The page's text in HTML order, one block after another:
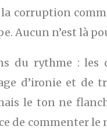
corruption
Aucun n’est là
du rythme : les
d’ironie et de
le ton ne
de commenter